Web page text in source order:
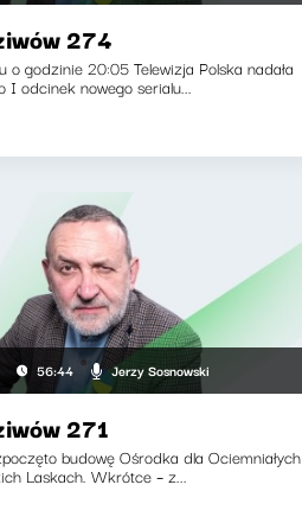
274
o godzinie 20:05 Telewizja Polska nadała
I odcinek nowego serialu...
56:44 Jerzy Sosnowski
271
budowę Ośrodka dla Ociemniałych
Laskach. Wkrótce – z...